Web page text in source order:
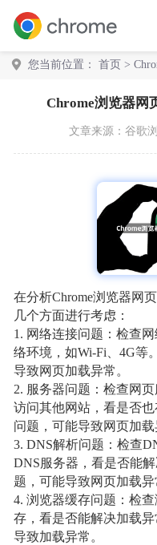
您当前位置： 首页 >
Chrome浏览器网
文章来源： 谷歌
在分析Chrome浏览器网
几个方面进行考虑：
1. 网络连接问题：检查
络环境，如Wi-Fi、4G等
导致网页加载异常。
2. 服务器问题：检查网
访问其他网站，看是否
问题，可能导致网页加载
3. DNS解析问题：检查
DNS服务器，看是否能
题，可能导致网页加载异
4. 浏览器缓存问题：检
存，看是否能解决加载
导致加载异常。